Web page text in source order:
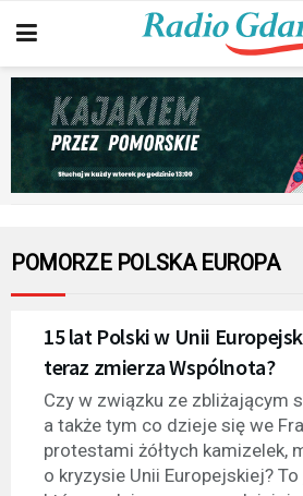
POMORZE POLSKA EUROPA
15 lat Polski w Unii
teraz zmierza Wspólnota?
Czy w związku ze zbliżającym
a także tym co dzieje się we
protestami żółtych kamizelek,
o kryzysie Unii Europejskiej?